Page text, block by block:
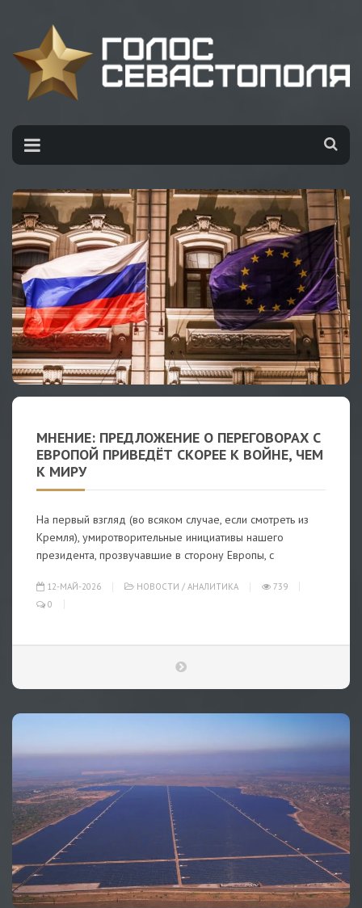
МНЕНИЕ: ПРЕДЛОЖЕНИЕ О ПЕРЕГОВОРАХ С
ЕВРОПОЙ ПРИВЕДЁТ СКОРЕЕ К ВОЙНЕ, ЧЕМ
К МИРУ
На первый взгляд (во всяком случае, если смотреть из
Кремля), умиротворительные инициативы нашего
президента, прозвучавшие в сторону Европы, с
12-МАЙ-2026 НОВОСТИ / АНАЛИТИКА
739
0